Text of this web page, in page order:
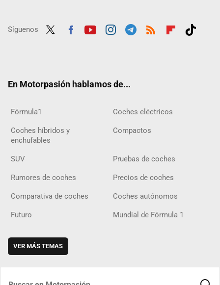
Síguenos
En Motorpasión hablamos de...
Fórmula1 Coches eléctricos
Coches híbridos y
enchufables
Compactos
SUV Pruebas de coches
Rumores de coches Precios de coches
Comparativa de coches Coches autónomos
Futuro Mundial de Fórmula 1
VER MÁS TEMAS